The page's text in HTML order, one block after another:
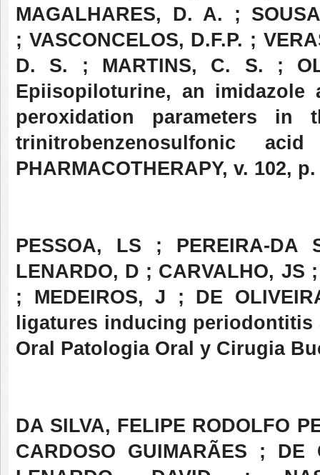
MAGALHARES, D. A. ;
; VASCONCELOS, D.F.P. ;
D. S. ; MARTINS, C. S. ;
Epiisopiloturine, an imidazole
peroxidation parameters in
trinitrobenzenosulfonic
PHARMACOTHERAPY, v. 102,
PESSOA, LS ; PEREIRA-
LENARDO, D ; CARVALHO, JS
; MEDEIROS, J ; DE
ligatures inducing
Oral Patologia Oral y Cirugia
DA SILVA, FELIPE RODOLFO
CARDOSO GUIMARÃES ;